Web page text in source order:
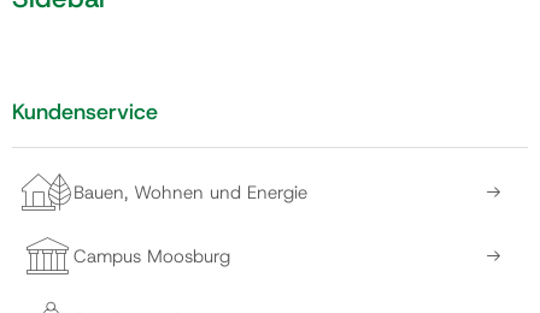
Kundenservice
Bauen, Wohnen und Energie
Campus Moosburg